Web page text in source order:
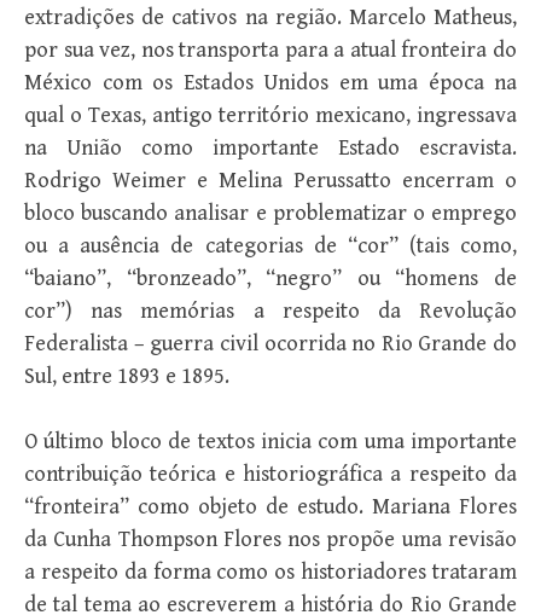
extradições de cativos na região. Marcelo Matheus,
por sua vez, nos transporta para a atual fronteira do
México com os Estados Unidos em uma época na
qual o Texas, antigo território mexicano, ingressava
na União como importante Estado escravista.
Rodrigo Weimer e Melina Perussatto encerram o
bloco buscando analisar e problematizar o emprego
ou a ausência de categorias de “cor” (tais como,
“baiano”, “bronzeado”, “negro” ou “homens de
cor”) nas memórias a respeito da Revolução
Federalista – guerra civil ocorrida no Rio Grande do
Sul, entre 1893 e 1895.
O último bloco de textos inicia com uma importante
contribuição teórica e historiográfica a respeito da
“fronteira” como objeto de estudo. Mariana Flores
da Cunha Thompson Flores nos propõe uma revisão
a respeito da forma como os historiadores trataram
de tal tema ao escreverem a história do Rio Grande